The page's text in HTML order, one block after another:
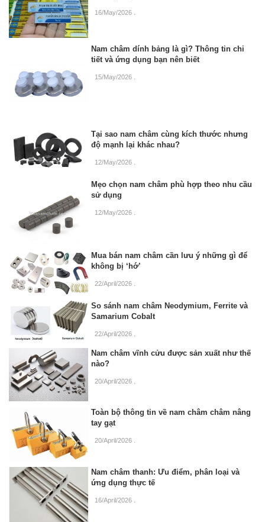
16/May/2026
Nam châm dính bảng là gì? Thông tin chi
tiết và ứng dụng bạn nên biết
15/May/2026
Tại sao nam châm cùng kích thước nhưng
độ mạnh lại khác nhau?
12/May/2026
Mẹo chọn nam châm phù hợp theo nhu cầu
sử dụng
12/May/2026
Mua bán nam châm cần lưu ý những gì để
không bị ‘hớ’
22/April/2026
So sánh nam châm Neodymium, Ferrite và
Samarium Cobalt
22/April/2026
Nam châm vĩnh cửu được sản xuất như thế
nào?
20/April/2026 .
Toàn bộ thông tin về nam châm châm nâng
tay gạt
20/April/2026
Nam châm thanh: Ưu điểm, phân loại và
ứng dụng thực tế
16/April/2026